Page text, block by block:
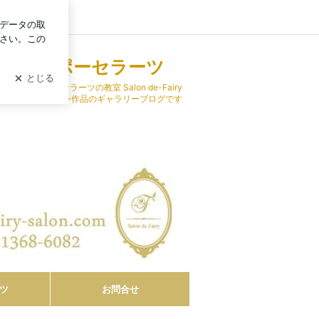
イン
ング&ポーセラーツ
ッピング&ポーセラーツの教室 Salon de-Fairy
ナル作品レッスン作品のギャラリーブログです
お問合せ